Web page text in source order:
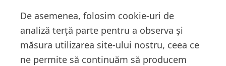
De asemenea, folosim cookie-uri de
analiză terță parte pentru a observa și
măsura utilizarea site-ului nostru, ceea ce
ne permite să continuăm să producem